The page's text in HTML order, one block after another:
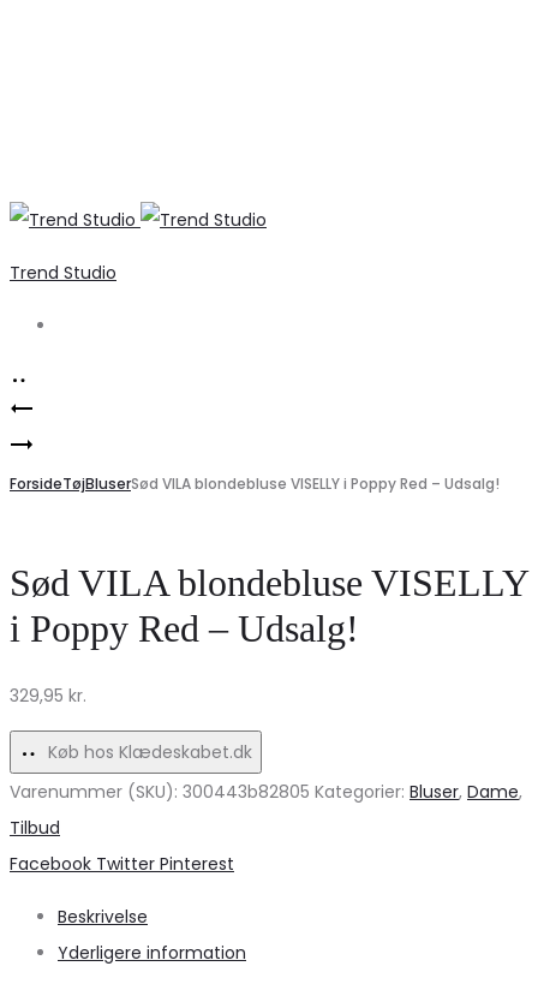
Trend Studio
Product
navigation
Tessa
–
Trendy
Tilbud!
Elegant
printet
Marta
Du
–
Black
Friday!
ForsideTøjBluserSød VILA blondebluse VISELLY i Poppy Red – Udsalg!
Sød VILA blondebluse VISELLY
i Poppy Red – Udsalg!
329,95 kr.
Køb hos Klædeskabet.dk
Varenummer (SKU): 300443b82805 Kategorier: Bluser, Dame,
Tilbud
Share
Facebook Twitter Pinterest
Beskrivelse
Yderligere information